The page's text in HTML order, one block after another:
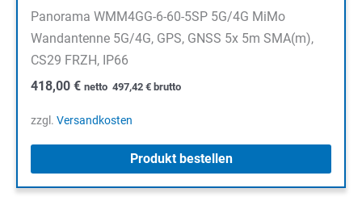
Panorama WMM4GG-6-60-5SP 5G/4G MiMo
Wandantenne 5G/4G, GPS, GNSS 5x 5m SMA(m),
CS29 FRZH, IP66
418,00 € netto 497,42 € brutto
zzgl. Versandkosten
Produkt bestellen